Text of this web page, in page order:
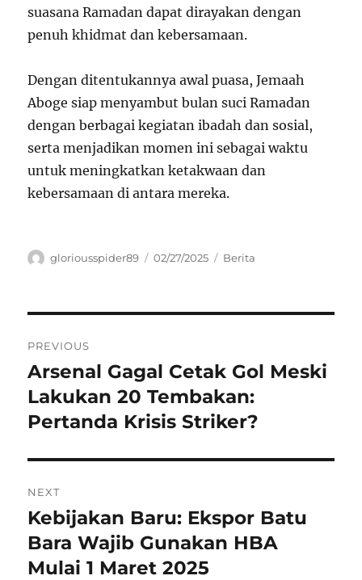
suasana Ramadan dapat dirayakan dengan
penuh khidmat dan kebersamaan.
Dengan ditentukannya awal puasa, Jemaah
Aboge siap menyambut bulan suci Ramadan
dengan berbagai kegiatan ibadah dan sosial,
serta menjadikan momen ini sebagai waktu
untuk meningkatkan ketakwaan dan
kebersamaan di antara mereka.
Author
gloriousspider89
Posted
02/27/2025 Categories
Berita
pos
PREVIOUS
Previous
post:
Arsenal Gagal Cetak Gol Meski
Lakukan 20 Tembakan:
Pertanda Krisis Striker?
NEXT
Next
post:
Kebijakan Baru: Ekspor Batu
Bara Wajib Gunakan HBA
Mulai 1 Maret 2025